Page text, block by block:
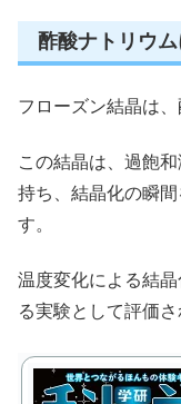
酢酸ナトリウ
フローズン結晶は
この結晶は、過飽
持ち、結晶化の瞬
す。
温度変化による結
る実験として評価さ